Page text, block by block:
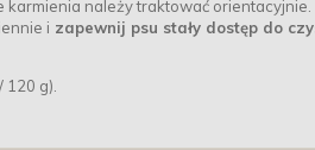
należy traktować
i zapewnij psu stały dostęp do
120 g).